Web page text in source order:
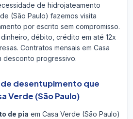
de hidrojateamento
(São Paulo) fazemos visita
por escrito sem compromisso.
dinheiro, débito, crédito em até 12x
Contratos mensais em Casa
desconto progressivo.
desentupimento que
Verde (São Paulo)
de pia em Casa Verde (São Paulo)